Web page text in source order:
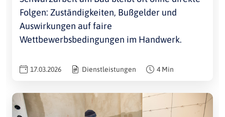
Folgen: Zuständigkeiten, Bußgelder und
Auswirkungen auf faire
Wettbewerbsbedingungen im Handwerk.
17.03.2026 Dienstleistungen 4 Min